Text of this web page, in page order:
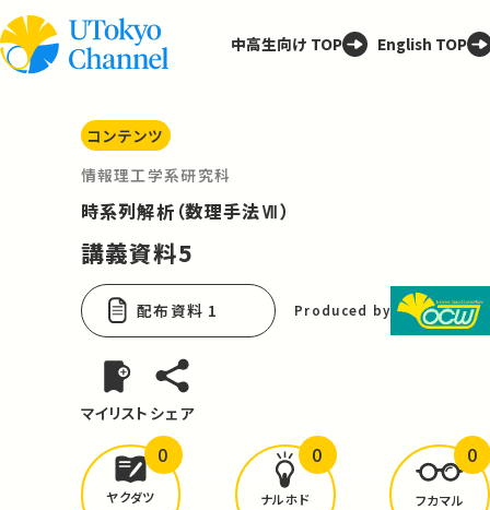
中高生向け TOP English TOP
コンテンツ
情報理工学系研究科
時系列解析（数理手法Ⅶ）
講義資料5
配布資料 1 Produced by
マイリスト シェア
どんな学びがありましたか？
ヤクダツ
0
ナルホド
0
フカマル
0